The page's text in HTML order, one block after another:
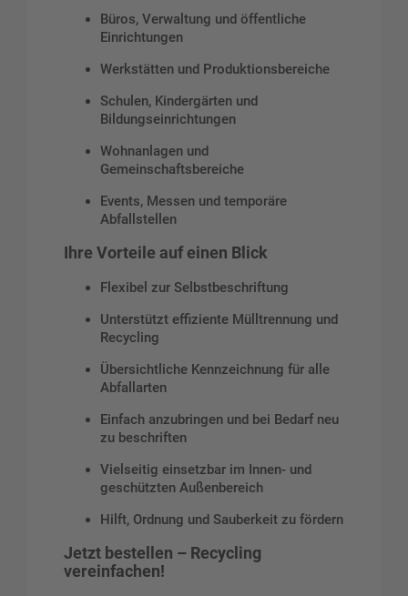
Büros, Verwaltung und öffentliche
Einrichtungen
Werkstätten und Produktionsbereiche
Schulen, Kindergärten und
Bildungseinrichtungen
Wohnanlagen und
Gemeinschaftsbereiche
Events, Messen und temporäre
Abfallstellen
Ihre Vorteile auf einen Blick
Flexibel zur Selbstbeschriftung
Unterstützt effiziente Mülltrennung und
Recycling
Übersichtliche Kennzeichnung für alle
Abfallarten
Einfach anzubringen und bei Bedarf neu
zu beschriften
Vielseitig einsetzbar im Innen- und
geschützten Außenbereich
Hilft, Ordnung und Sauberkeit zu fördern
Jetzt bestellen – Recycling
vereinfachen!